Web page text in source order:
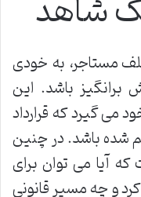
مستاجر، به خودی
برانگیز باشد. این
می گیرد که قرارداد
شده باشد. در چنین
آیا می توان برای
و چه مسیر قانونی